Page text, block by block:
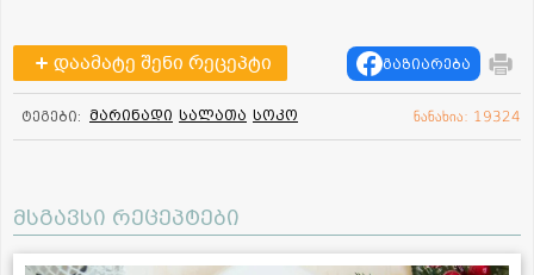
დაამატე შენი რეცეპტი გაზიარება
ტეგები: მარინადი სალათა სოკო ნანახია: 19324
მსგავსი რეცეპტები